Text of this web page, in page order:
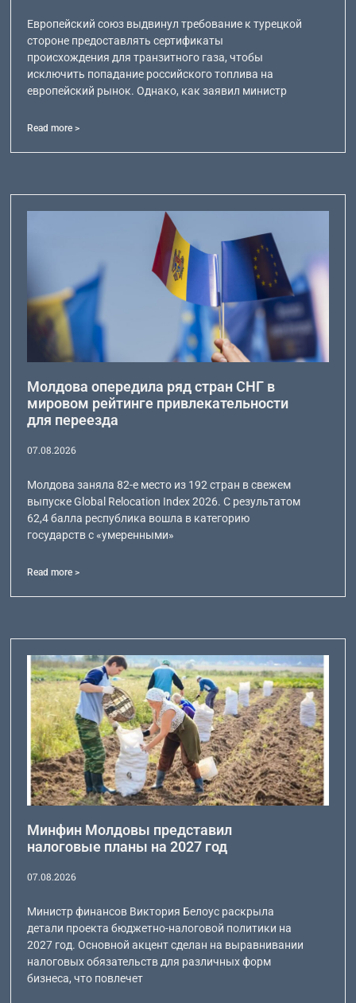
Европейский союз выдвинул требование к турецкой
стороне предоставлять сертификаты
происхождения для транзитного газа, чтобы
исключить попадание российского топлива на
европейский рынок. Однако, как заявил министр
Read more >
Молдова опередила ряд стран СНГ в
мировом рейтинге привлекательности
для переезда
07.08.2026
Молдова заняла 82-е место из 192 стран в свежем
выпуске Global Relocation Index 2026. С результатом
62,4 балла республика вошла в категорию
государств с «умеренными»
Read more >
Минфин Молдовы представил
налоговые планы на 2027 год
07.08.2026
Министр финансов Виктория Белоус раскрыла
детали проекта бюджетно-налоговой политики на
2027 год. Основной акцент сделан на выравнивании
налоговых обязательств для различных форм
бизнеса, что повлечет